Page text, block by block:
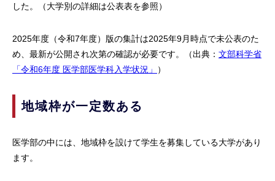
した。（大学別の詳細は公表表を参照）
2025年度（令和7年度）版の集計は2025年9月時点で未公表のた
め、最新が公開され次第の確認が必要です。（出典： 文部科学省
「令和6年度 医学部医学科入学状況」
）
地域枠が一定数ある
医学部の中には、地域枠を設けて学生を募集している大学があり
ます。